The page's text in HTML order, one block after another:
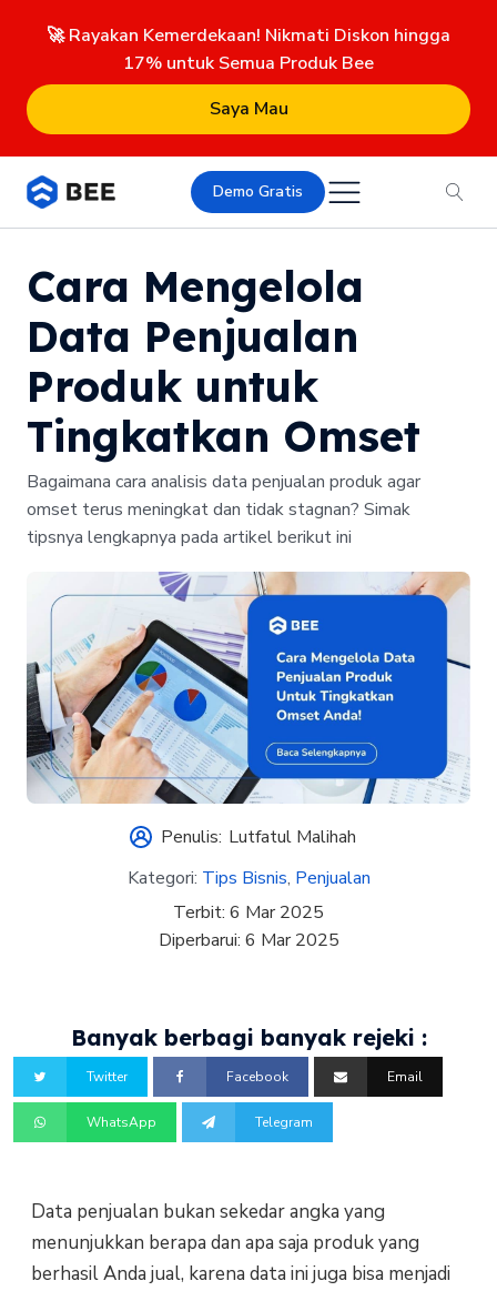
🚀 Rayakan Kemerdekaan! Nikmati Diskon hingga
17% untuk Semua Produk Bee
Saya Mau
Demo Gratis
Cara Mengelola
Data Penjualan
Produk untuk
Tingkatkan Omset
Bagaimana cara analisis data penjualan produk agar
omset terus meningkat dan tidak stagnan? Simak
tipsnya lengkapnya pada artikel berikut ini
Penulis: Lutfatul Malihah
Kategori: Tips Bisnis, Penjualan
Terbit: 6 Mar 2025
Diperbarui: 6 Mar 2025
Banyak berbagi banyak rejeki :
Twitter Facebook Email
WhatsApp Telegram
Data penjualan bukan sekedar angka yang
menunjukkan berapa dan apa saja produk yang
berhasil Anda jual, karena data ini juga bisa menjadi